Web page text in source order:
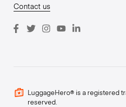
Contact us
LuggageHero® is a registered
reserved.